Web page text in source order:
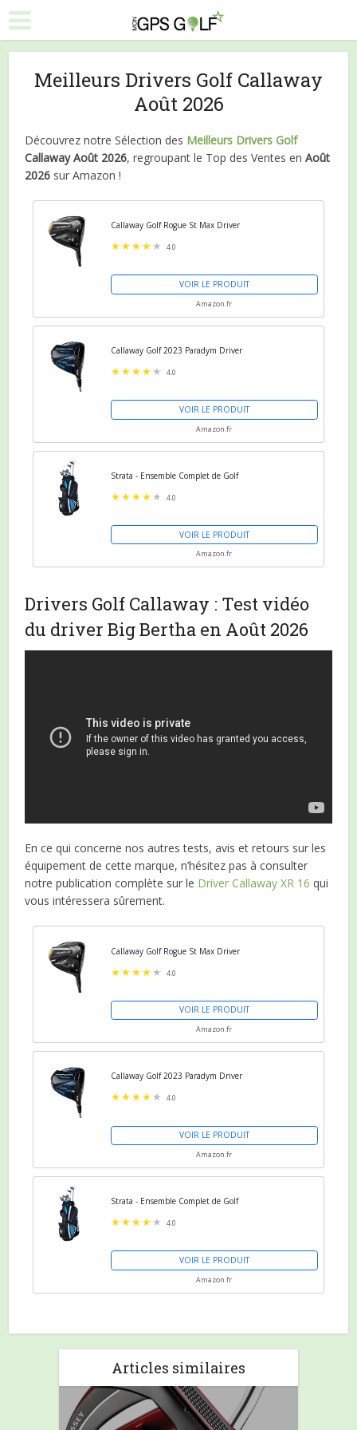
Meilleurs Drivers Golf Callaway
Août 2026
Découvrez notre Sélection des Meilleurs Drivers Golf
Callaway Août 2026, regroupant le Top des Ventes enAoût
2026 sur Amazon !
Callaway Golf Rogue St Max Driver
4.0
VOIR LE PRODUIT
Amazon.fr
Callaway Golf 2023 Paradym Driver
4.0
VOIR LE PRODUIT
Amazon.fr
Strata - Ensemble Complet de Golf
4.0
VOIR LE PRODUIT
Amazon.fr
Drivers Golf Callaway : Test vidéo
du driver Big Bertha en Août 2026
En ce qui concerne nos autres tests, avis et retours sur les
équipement de cette marque, n’hésitez pas à consulter
notre publication complète sur le Driver Callaway XR 16 qui
vous intéressera sûrement.
Callaway Golf Rogue St Max Driver
4.0
VOIR LE PRODUIT
Amazon.fr
Callaway Golf 2023 Paradym Driver
4.0
VOIR LE PRODUIT
Amazon.fr
Strata - Ensemble Complet de Golf
4.0
VOIR LE PRODUIT
Amazon.fr
Articles similaires